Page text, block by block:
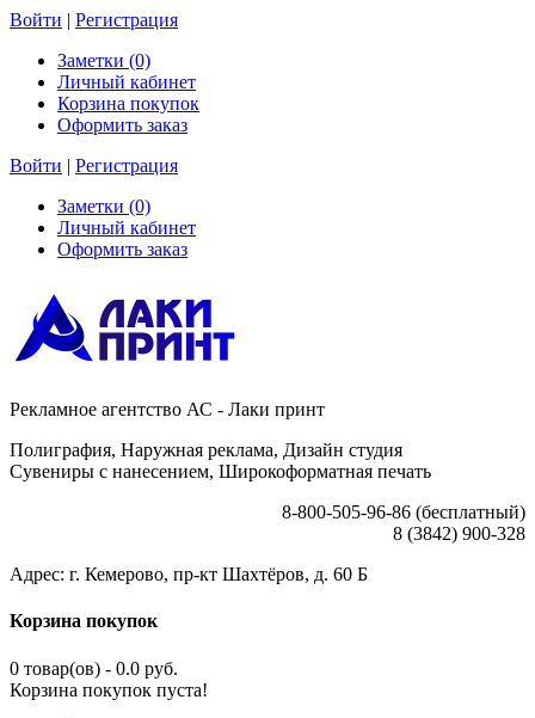
Войти | Регистрация
Заметки (0)
Личный кабинет
Корзина покупок
Оформить заказ
Войти | Регистрация
Заметки (0)
Личный кабинет
Оформить заказ
Рекламное агентство АС - Лаки принт
Полиграфия, Наружная реклама, Дизайн студия
Сувениры с нанесением, Широкоформатная печать
8-800-505-96-86 (бесплатный)
8 (3842) 900-328
Адрес: г. Кемерово, пр-кт Шахтёров, д. 60 Б
Корзина покупок
0 товар(ов) - 0.0 руб.
Корзина покупок пуста!